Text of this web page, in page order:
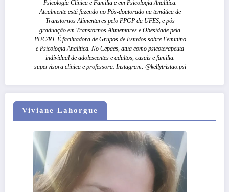
Psicologia Clínica e Familia e em Psicologia Analítica.
Atualmente está fazendo no Pós-doutorado na temática de
Transtornos Alimentares pelo PPGP da UFES, e pós
graduação em Transtornos Alimentares e Obesidade pela
PUC/RJ. É facilitadora de Grupos de Estudos sobre Feminino
e Psicologia Analítica. No Cepaes, atua como psicoterapeuta
individual de adolescentes e adultos, casais e familia.
supervisora clínica e professora. Instagram: @kellytristao.psi
Viviane Lahorgue